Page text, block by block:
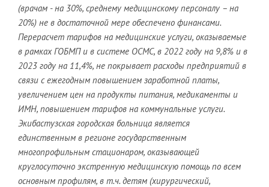
(врачам - на 30%, среднему медицинскому персоналу – на
20%) не в достаточной мере обеспечено финансами.
Перерасчет тарифов на медицинские услуги, оказываемые
в рамках ГОБМП и в системе ОСМС, в 2022 году на 9,8% и в
2023 году на 11,4%, не покрывает расходы предприятий в
связи с ежегодным повышением заработной платы,
увеличением цен на продукты питания, медикаменты и
ИМН, повышением тарифов на коммунальные услуги.
Экибастузская городская больница является
единственным в регионе государственным
многопрофильным стационаром, оказывающей
круглосуточно экстренную медицинскую помощь по всем
основным профилям, в т.ч. детям (хирургический,